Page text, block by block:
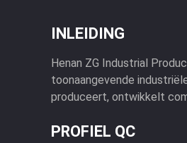
INLEIDING
Henan ZG Industrial
toonaangevende
produceert, ontwikkelt
PROFIEL QC